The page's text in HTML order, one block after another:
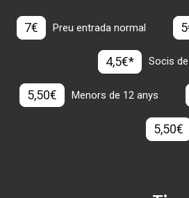
7€ Preu entrada normal
4,5€* Socis
5,50€ Menors de 12 anys
5,50€